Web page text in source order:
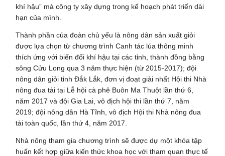
khí hậu” mà công ty xây dựng trong kế hoạch phát triển dài
hạn của mình.
Thành phần của đoàn chủ yếu là nông dân sản xuất giỏi
được lựa chọn từ chương trình Canh tác lúa thông minh
thích ứng với biến đổi khí hậu tại các tỉnh, thành đồng bằng
sông Cửu Long qua 3 năm thực hiện (từ 2015-2017); đội
nông dân giỏi tỉnh Đắk Lắk, đơn vị đoạt giải nhất Hội thi Nhà
nông đua tài tại Lễ hội cà phê Buôn Ma Thuột lần thứ 6,
năm 2017 và đội Gia Lai, vô địch hội thi lần thứ 7, năm
2019; đội nông dân Hà Tĩnh, vô địch Hội thi Nhà nông đua
tài toàn quốc, lần thứ 4, năm 2017.
Nhà nông tham gia chương trình sẽ được dự một khóa tập
huấn kết hợp giữa kiến thức khoa học với tham quan thực tế